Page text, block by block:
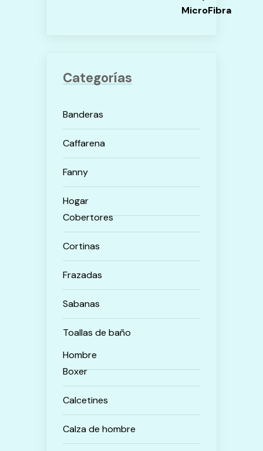
Categorías
Banderas
Caffarena
Fanny
Hogar
Cobertores
Cortinas
Frazadas
Sabanas
Toallas de baño
Hombre
Boxer
Calcetines
Calza de hombre